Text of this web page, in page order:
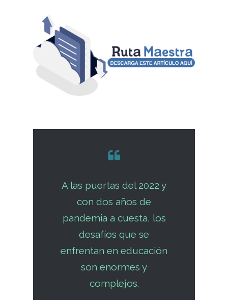
A las puertas del 2022 y
con dos años de
pandemia a cuesta, los
desafíos que se
enfrentan en educación
son enormes y
complejos.